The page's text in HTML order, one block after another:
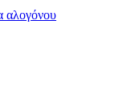
αλογόνου